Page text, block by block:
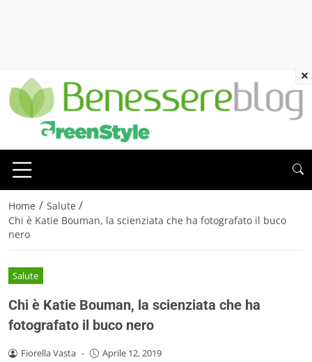
Home / Salute /
Chi è Katie Bouman, la scienziata che ha fotografato il buco
nero
Salute
Chi è Katie Bouman, la scienziata che ha
fotografato il buco nero
Fiorella Vasta - Aprile 12, 2019
×